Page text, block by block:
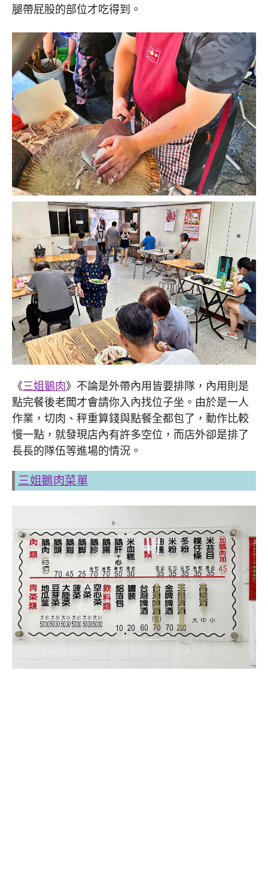
腿帶屁股的部位才吃得到。
《三姐鵝肉 》不論是外帶內用皆要排隊，內用則是
點完餐後老闆才會請你入內找位子坐。由於是一人
作業，切肉、秤重算錢與點餐全都包了，動作比較
慢一點，就發現店內有許多空位，而店外卻是排了
長長的隊伍等進場的情況。
三姐鵝肉菜單